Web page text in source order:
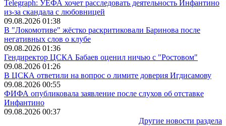
Telegraph: УЕФА хочет расследовать деятельность Инфантино
из-за скандала с любовницей
09.08.2026 01:38
В "Локомотиве" жёстко раскритиковали Баринова после
негативных слов о клубе
09.08.2026 01:36
Гендиректор ЦСКА Бабаев оценил ничью с "Ростовом"
09.08.2026 01:26
В ЦСКА ответили на вопрос о лимите доверия Игдисамову
09.08.2026 00:55
ФИФА опубликовала заявление после слухов об отставке
Инфантино
09.08.2026 00:37
Другие новости раздела